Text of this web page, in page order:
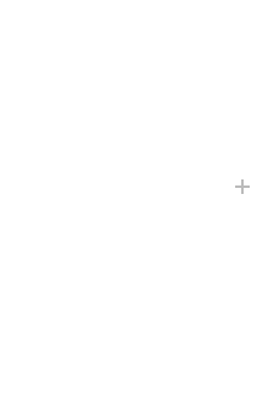
す！
ージュ
とても喜んでおりました！可